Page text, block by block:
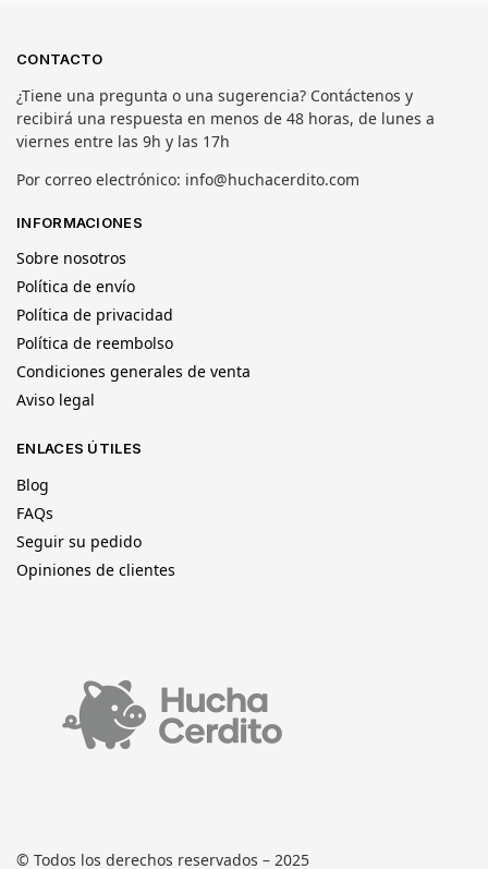
CONTACTO
¿Tiene una pregunta o una sugerencia? Contáctenos y
recibirá una respuesta en menos de 48 horas, de lunes a
viernes entre las 9h y las 17h
Por correo electrónico: info@huchacerdito.com
INFORMACIONES
Sobre nosotros
Política de envío
Política de privacidad
Política de reembolso
Condiciones generales de venta
Aviso legal
ENLACES ÚTILES
Blog
FAQs
Seguir su pedido
Opiniones de clientes
© Todos los derechos reservados – 2025